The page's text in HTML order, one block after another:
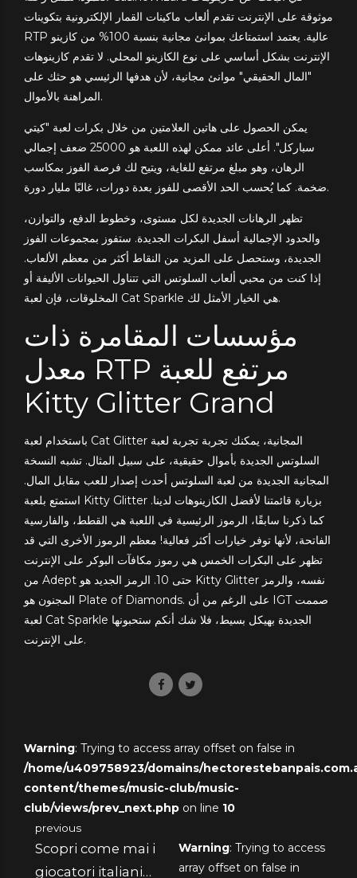
موثوقة على الإنترنت تقدم ألعاب ماكينات القمار الإلكترونية بتكوينات
RTP عالية. يعتمد استمتاعك بموانئ مجانية بنسبة 100% من كازينو
الإنترنت بشكل أساسي على نوع الكازينو المحلي. لا تقدم كازينوهات
"المال الحقيقي" موانئ مجانية، لأن هدفها الرئيسي هو حثك على
المراهنة بالأموال.
يمكن الحصول على هاتين العلامتين من خلال بكرات لعبة "كيتي
سباركل". أعلى عائد ممكن لهذه اللعبة هو 25000 ضعف إجمالي
الرهان، وهو مبلغ مرتفع للغاية، ويتيح لك فرصة الفوز بمكاسب
ضخمة. كما يُحسب الحد الأقصى للفوز بعدة دورات، غالبًا مليار دورة.
تظهر الرهانات الجديدة لكل مستوى، وخطوط الدفع، والتوازن،
والحدود الإجمالية أسفل البكرات الجديدة. ستفوز بمجموعات الفوز
الجديدة، وستحصل على المزيد من النقاط أكثر من معظم الألعاب.
إذا كنت من محبي ألعاب السلوتس التي تتناول الحيوانات الأليفة أو
المخلوقات، فإن لعبة Cat Sparkle هي الخيار الأمثل لك.
مؤسسات المقامرة ذات
معدل RTP مرتفع للعبة
Kitty Glitter Grand
باستخدام لعبة Cat Glitter المجانية، يمكنك تجربة تجربة لعبة
السلوتس الجديدة بأموال حقيقية، على سبيل المثال. تشبه النسخة
المجانية الجديدة من لعبة السلوتس أحدث إصدار للعب مقابل المال.
استمتع بلعبة Kitty Glitter بزيارة قائمتنا لأفضل الكازينوهات لدينا.
كما ذكرنا سابقًا، الرموز الرئيسية في اللعبة هي القطط، والفارسية
الفاتحة، لأنها توفر خيارات أكثر فعالية! معظم الرموز الأخرى التي قد
تظهر على البكرات الخمس هي رموز مكافآت البوكر على الإنترنت
من Adept حتى 10. الرمز الجديد هو Kitty Glitter نفسه، والرمز
المجنون هو Plate of Diamonds. على الرغم من أن IGT صممت
لعبة Cat Sparkle الجديدة بهيكل بسيط، فلا شك أنكم ستحبونها
على الإنترنت.
Warning: Trying to access array offset on false in
/home/u409758923/domains/
content/themes/music-club/music-
club/views/prev_next.php on line 10
previous
Scopri come mai i
giocatori italiani
Warning: Trying to access
array offset on false in